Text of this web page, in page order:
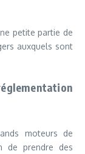
petite partie de
auxquels sont
moteurs de
de prendre des